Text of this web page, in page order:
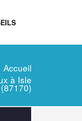
Accueil
à Isle
(87170)